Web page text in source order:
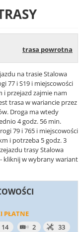
trasa powrotna
na trasie Stalowa
77 i S19 i miejscowości
i przejazd zajmie nam
trasa w wariancie przez
Droga ma wtedy
4 godz. 56 min.
79 i 765 i miejscowości
i potrzeba 5 godz. 3
trasy Stalowa
kliknij w wybrany wariant
PŁATNE
14 2 33